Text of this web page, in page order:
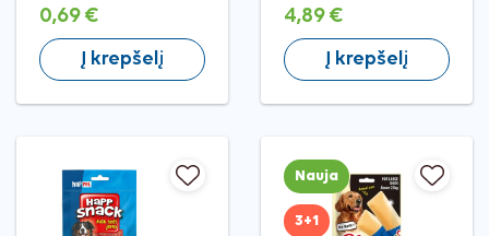
vnt.
0,69 €
Į krepšelį
4,89 €
Į krepšelį
Nauja
3+1